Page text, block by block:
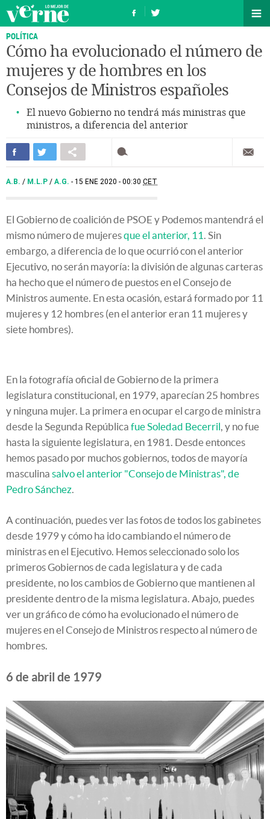
POLÍTICA
Cómo ha evolucionado el número de
mujeres y de hombres en los
Consejos de Ministros españoles
El nuevo Gobierno no tendrá más ministras que
ministros, a diferencia del anterior
A.B. / M.L.P / A.G. 15 ENE 2020 - 00:30 CET
El Gobierno de coalición de PSOE y Podemos mantendrá el
mismo número de mujeresque el anterior, 11 . Sin
embargo, a diferencia de lo que ocurrió con el anterior
Ejecutivo, no serán mayoría: la división de algunas carteras
ha hecho que el número de puestos en el Consejo de
Ministros aumente. En esta ocasión, estará formado por 11
mujeres y 12 hombres (en el anterior eran 11 mujeres y
siete hombres).
En la fotografía oficial de Gobierno de la primera
legislatura constitucional, en 1979, aparecían 25 hombres
y ninguna mujer. La primera en ocupar el cargo de ministra
desde la Segunda República fue Soledad Becerril, y no fue
hasta la siguiente legislatura, en 1981. Desde entonces
hemos pasado por muchos gobiernos, todos de mayoría
masculina salvo el anterior "Consejo de Ministras", de
Pedro Sánchez.
A continuación, puedes ver las fotos de todos los gabinetes
desde 1979 y cómo ha ido cambiando el número de
ministras en el Ejecutivo. Hemos seleccionado solo los
primeros Gobiernos de cada legislatura y de cada
presidente, no los cambios de Gobierno que mantienen al
presidente dentro de la misma legislatura. Abajo, puedes
ver un gráfico de cómo ha evolucionado el número de
mujeres en el Consejo de Ministros respecto al número de
hombres.
6 de abril de 1979